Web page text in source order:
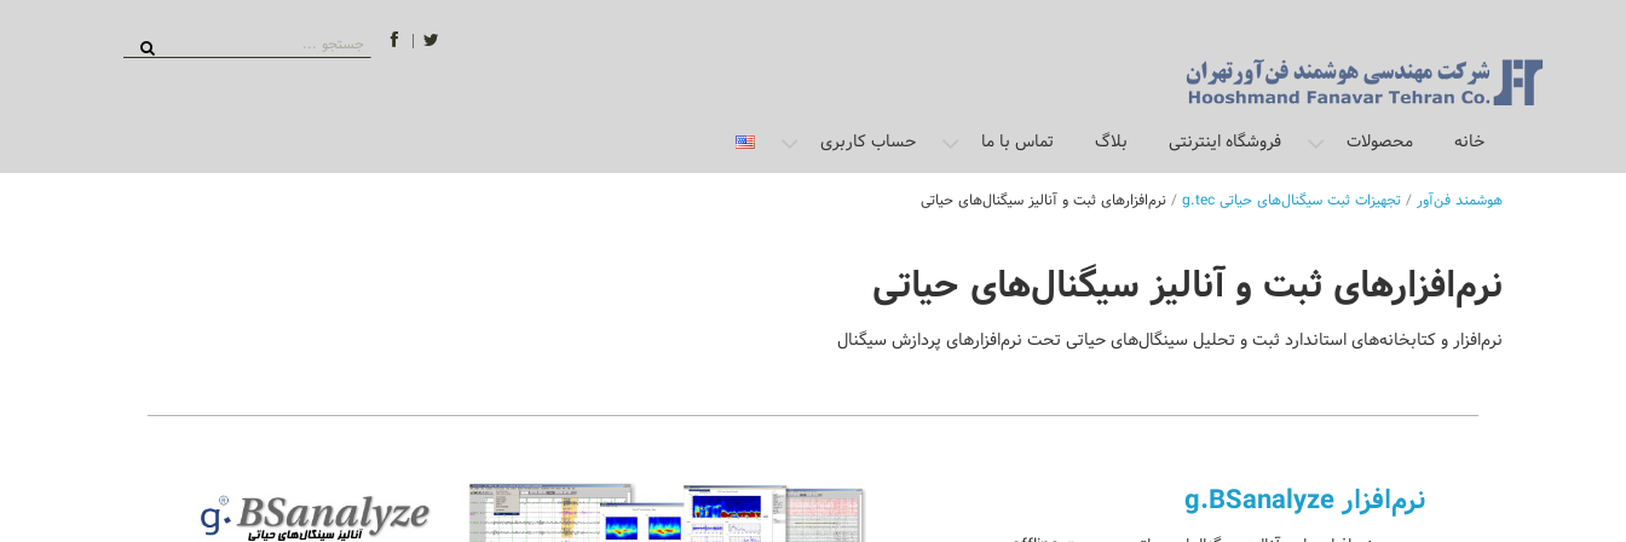
فیسبوک
جستجو
خانه محصولات فروشگاه اینترنتی بلاگ تماس با ما حساب کاربری
هوشمند فن‌آور / تجهیزات ثبت سیگنال‌های حیاتی g.tec / نرم‌افزارهای ثبت و آنالیز سیگنال‌های حیاتی
نرم‌افزارهای ثبت و آنالیز سیگنال‌های حیاتی
نرم‌افزار و کتابخانه‌های استاندارد ثبت و تحلیل سینگال‌های حیاتی تحت نرم‌افزارهای پردازش سیگنال
نرم‌افزار g.BSanalyze